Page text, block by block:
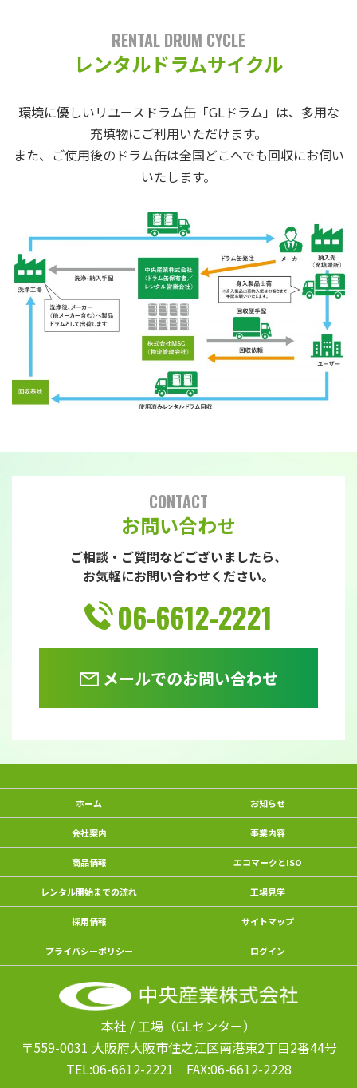
RENTAL DRUM CYCLE
レンタルドラムサイクル
環境に優しいリユースドラム缶「GLドラム」は、多用な
充填物にご利用いただけます。
また、ご使用後のドラム缶は全国どこへでも回収にお伺い
いたします。
CONTACT
お問い合わせ
ご相談・ご質問などございましたら、
お気軽にお問い合わせください。
06-6612-2221
メールでのお問い合わせ
ホーム お知らせ
会社案内 事業内容
商品情報 エコマークとISO
レンタル開始までの流れ 工場見学
採用情報 サイトマップ
プライバシーポリシー ログイン
本社 / 工場（GLセンター）
〒559-0031 大阪府大阪市住之江区南港東2丁目2番44号
TEL:06-6612-2221 FAX:06-6612-2228